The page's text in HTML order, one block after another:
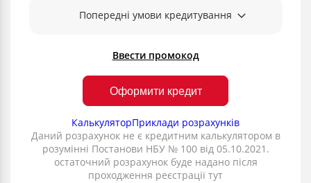
Попередні умови кредитування
Ввести промокод
Оформити кредит
КалькуляторПриклади розрахунків
Даний розрахунок не є кредитним калькулятором в
розумінні Постанови НБУ № 100 від 05.10.2021.
остаточний розрахунок буде надано після
проходження реєстрації тут